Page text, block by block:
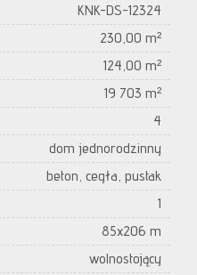
KNK-DS-12324
230,00 m²
124,00 m²
19 703 m²
4
dom jednorodzinny
beton, cegła, pustak
1
85x206 m
wolnostojący